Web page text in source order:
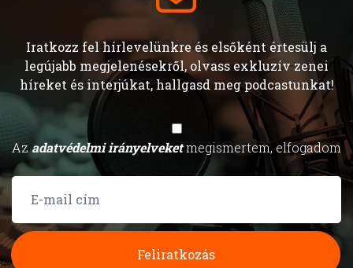
Iratkozz fel hírlevelünkre és elsőként értesülj a
legújabb megjelenésekről, olvass exkluzív zenei
híreket és interjúkat, hallgasd meg podcastunkat!
Azadatvédelmi irányelveketmegismertem, elfogadom
Feliratkozás